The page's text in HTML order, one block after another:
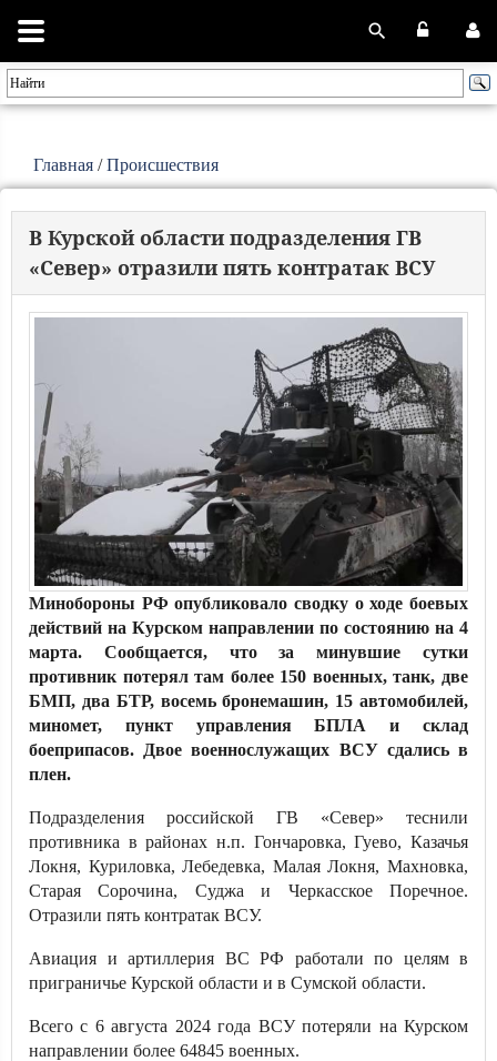
Главная /Происшествия
В Курской области подразделения ГВ
«Север» отразили пять контратак ВСУ
Минобороны РФ опубликовало сводку о ходе боевых
действий на Курском направлении по состоянию на 4
марта. Сообщается, что за минувшие сутки
противник потерял там более 150 военных, танк, две
БМП, два БТР, восемь бронемашин, 15 автомобилей,
миномет, пункт управления БПЛА и склад
боеприпасов. Двое военнослужащих ВСУ сдались в
плен.
Подразделения российской ГВ «Север» теснили
противника в районах н.п. Гончаровка, Гуево, Казачья
Локня, Куриловка, Лебедевка, Малая Локня, Махновка,
Старая Сорочина, Суджа и Черкасское Поречное.
Отразили пять контратак ВСУ.
Авиация и артиллерия ВС РФ работали по целям в
приграничье Курской области и в Сумской области.
Всего с 6 августа 2024 года ВСУ потеряли на Курском
направлении более 64845 военных.